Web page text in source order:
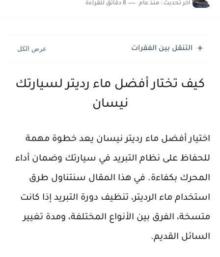
اخر تحديث : منذ عام 8 دقائق للقراءة
التنقل بين الفقرات
كيف تختار أفضل ماء رديتر لسيارتك
نيسان
اختيار أفضل ماء رديتر نيسان يعد خطوة مهمة
للحفاظ على نظام التبريد في سيارتك وضمان أداء
المحرك بكفاءة. في هذا المقال سنتناول طرق
استخدام ماء الرديتر، تنظيف دورة التبريد إذا كانت
متسخة، الفرق بين الأنواع المختلفة، ومدة تغيير
السائل القديم.